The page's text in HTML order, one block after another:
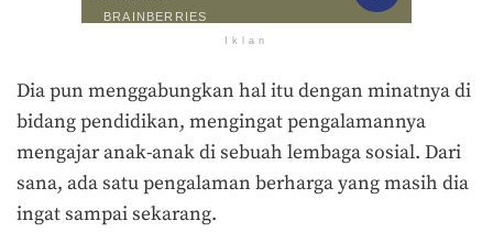
Iklan
Dia pun menggabungkan hal itu dengan minatnya di
bidang pendidikan, mengingat pengalamannya
mengajar anak-anak di sebuah lembaga sosial. Dari
sana, ada satu pengalaman berharga yang masih dia
ingat sampai sekarang.